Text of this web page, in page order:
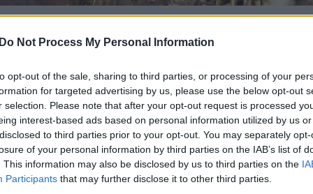
Do Not Process My Personal Information
opt-out of the sale, sharing to third parties, or processing of your
for targeted advertising by us, please use the below opt-out
selection. Please note that after your opt-out request is processed
interest-based ads based on personal information utilized by us
to third parties prior to your opt-out. You may separately
of your personal information by third parties on the IAB’s list of
This information may also be disclosed by us to third parties on the
Participants that may further disclose it to other third parties.
Lietuvos grūdų supirkimo įmonėse 49
vidutiniškai po 185,38 Eur/t – 1,16
savaitę, bet 7,46 proc. didesnė negu
kaina per savaitę sumažėjo labai
Eur/t), bet buvo 4,08 proc. didesnė